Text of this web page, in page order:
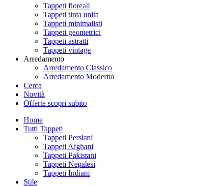
Tappeti floreali
Tappeti tinta unita
Tappeti minimalisti
Tappeti geometrici
Tappeti astratti
Tappeti vintage
Arredamento
Arredamento Classico
Arredamento Moderno
Cerca
Novità
Offerte scopri subito
Home
Tutti Tappeti
Tappeti Persiani
Tappeti Afghani
Tappeti Pakistani
Tappeti Nepalesi
Tappeti Indiani
Stile